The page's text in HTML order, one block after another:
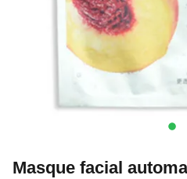
Masque facial